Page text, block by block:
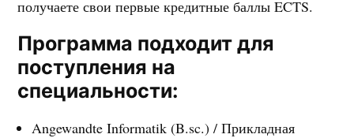
получаете свои первые кредитные баллы ECTS.
Программа подходит для
поступления на
специальности:
Angewandte Informatik (B.sc.) / Прикладная